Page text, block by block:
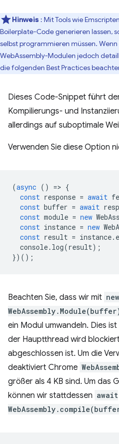
Hinweis : Mit Tools wie
Boilerplate-Code generieren lassen,
selbst programmieren müssen. Wenn
WebAssembly-Modulen jedoch
die folgenden Best Practices
Dieses Code-Snippet führt
Kompilierungs- und
allerdings auf suboptimale
Verwenden Sie diese Option
(async () => {
const response = await
const buffer = await
const module = new
const instance = new
const result = instance.
console. log(result);
})();
Beachten Sie, dass wir mit new
ein Modul umwandeln. Dies
der Hauptthread wird
abgeschlossen ist. Um die
deaktiviert Chrome
größer als 4 KB sind. Um das
können wir stattdessen await